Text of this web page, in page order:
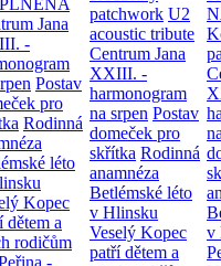
Jana
-
Postav
pro
Rodinná
léto
Kopec
dětem a
rodičům
-
patchwork U2
acoustic tribute
Centrum Jana
XXIII. -
harmonogram
na srpen Postav
domeček pro
skřítka Rodinná
anamnéza
Betlémské léto
v Hlinsku
Veselý Kopec
patří dětem a
v